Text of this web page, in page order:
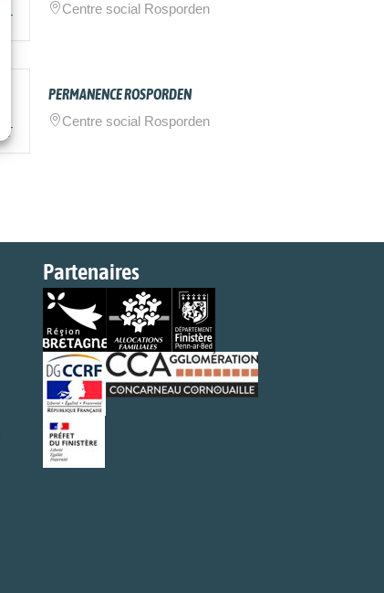
Centre social Rosporden
PERMANENCE ROSPORDEN
Centre social Rosporden
Partenaires